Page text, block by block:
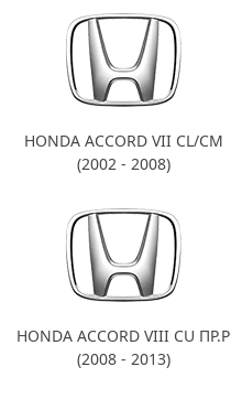
HONDA ACCORD VII CL/CM
(2002 - 2008)
HONDA ACCORD VIII CU ПР.Р
(2008 - 2013)